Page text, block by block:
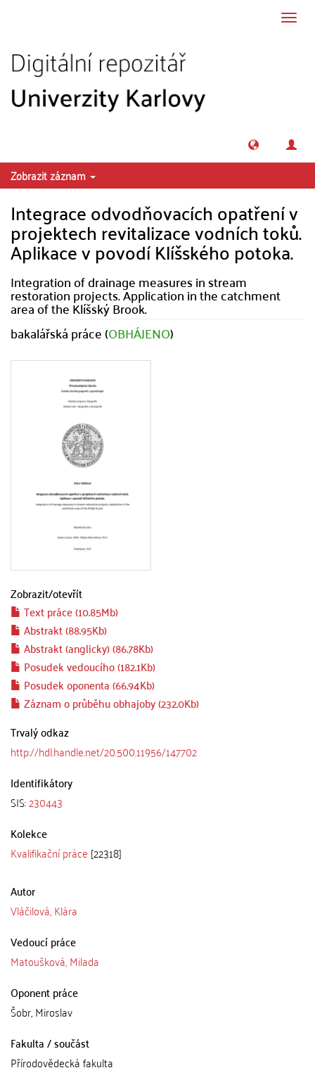
Zobrazit záznam
Integrace odvodňovacích opatření v
projektech revitalizace vodních toků.
Aplikace v povodí Klíšského potoka.
Integration of drainage measures in stream
restoration projects. Application in the catchment
area of the Klíšský Brook.
bakalářská práce (OBHÁJENO)
Zobrazit/otevřít
Text práce (10.85Mb)
Abstrakt (88.95Kb)
Abstrakt (anglicky) (86.78Kb)
Posudek vedoucího (182.1Kb)
Posudek oponenta (66.94Kb)
Záznam o průběhu obhajoby (232.0Kb)
Trvalý odkaz
http://hdl.handle.net/20.500.11956/147702
Identifikátory
SIS:230443
Kolekce
Kvalifikační práce [22318]
Autor
Vláčilová, Klára
Vedoucí práce
Matoušková, Milada
Oponent práce
Šobr, Miroslav
Fakulta / součást
Přírodovědecká fakulta